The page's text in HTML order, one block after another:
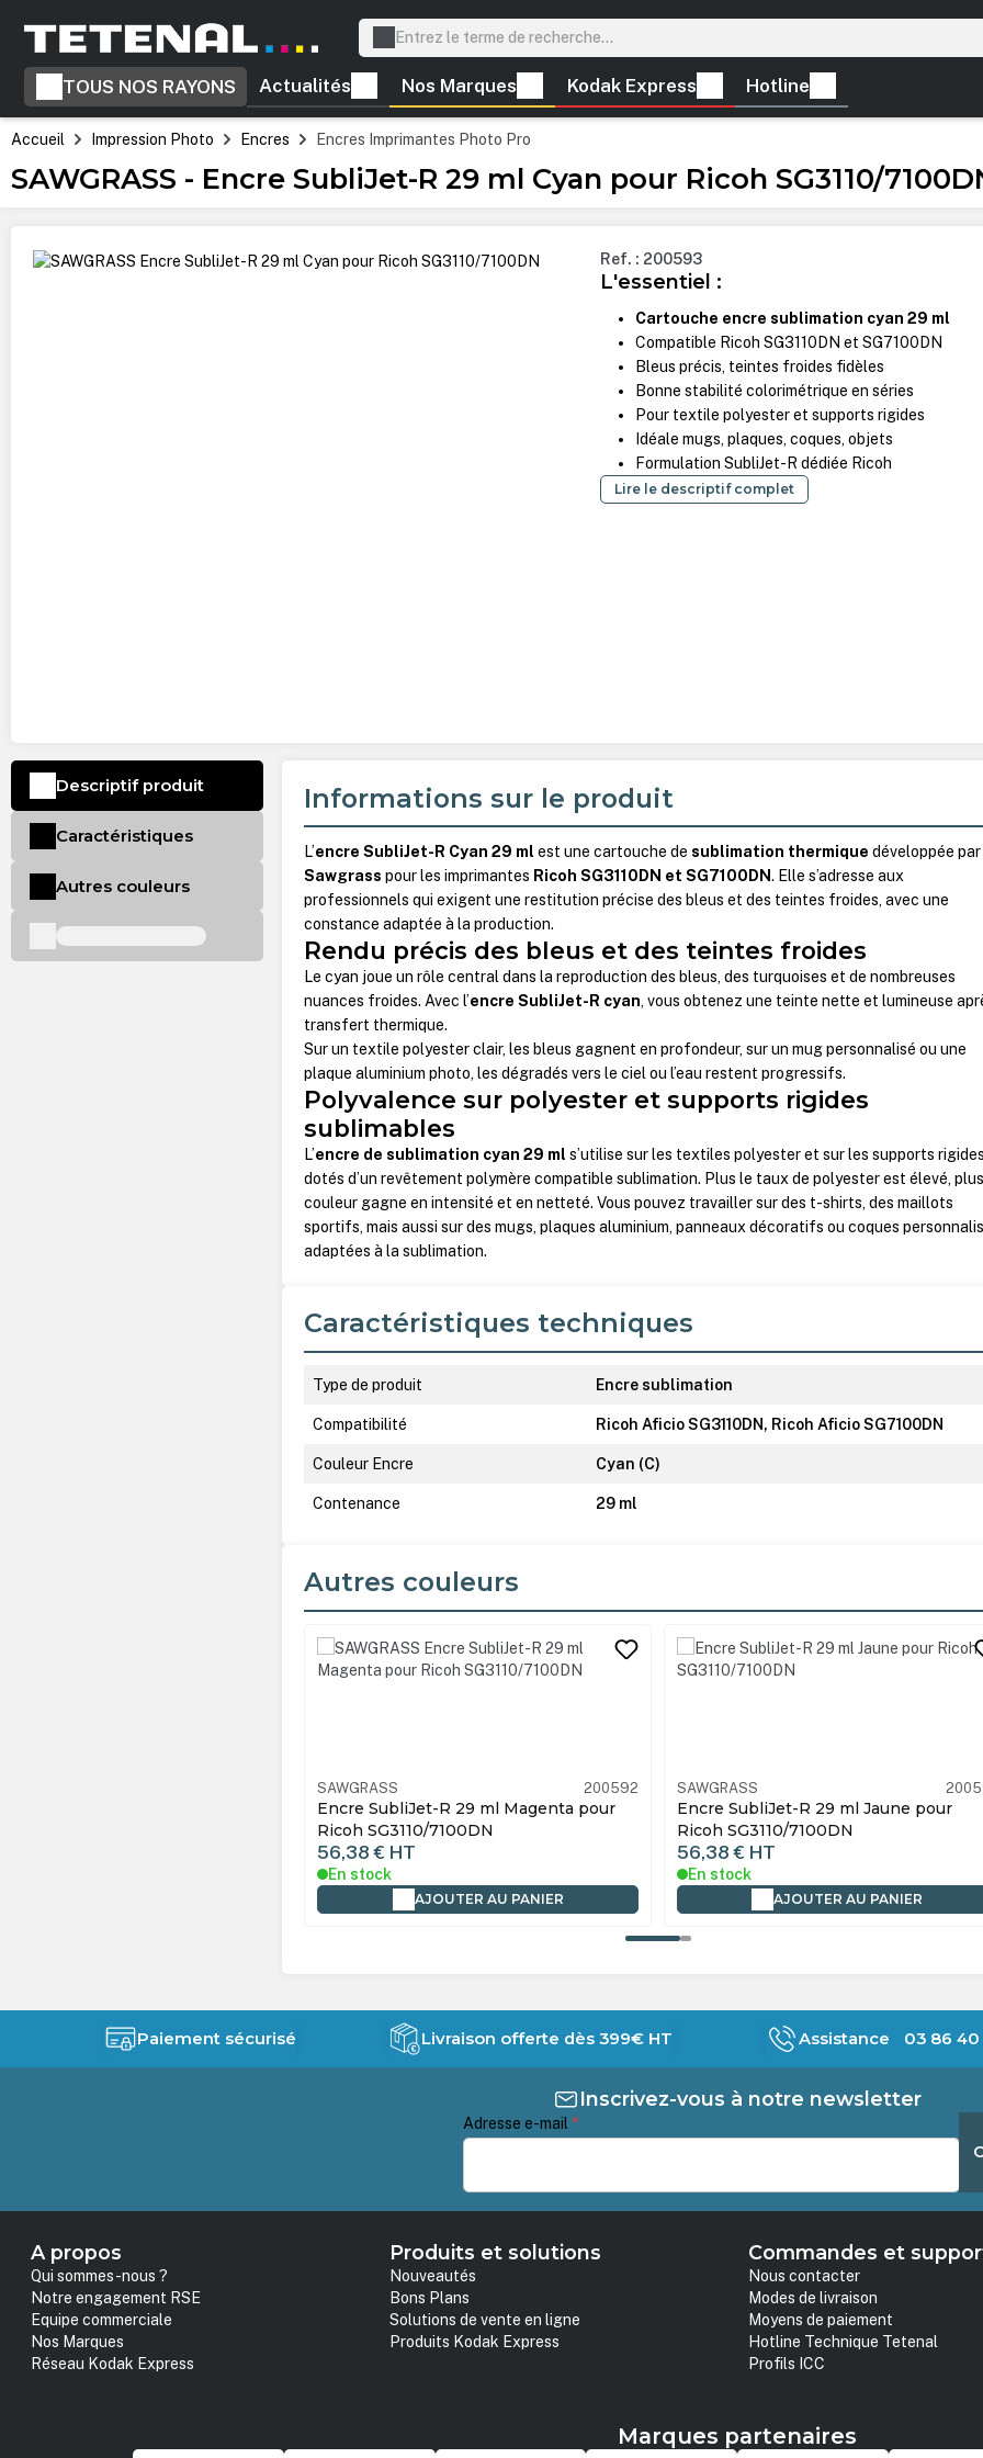
Passer à la navigation principale
TOUS NOS RAYONS Actualités Nos Marques Kodak Express Hotline
Accueil Impression Photo Encres Encres Imprimantes Photo Pro
SAWGRASS - Encre SubliJet-R 29 ml Cyan pour Ricoh SG3110/
Ignorer la galerie d'images Ref. : 200593
L'essentiel :
Cartouche encre sublimation cyan 29 ml
Compatible Ricoh SG3110DN et SG7100DN
Bleus précis, teintes froides fidèles
Bonne stabilité colorimétrique en séries
Pour textile polyester et supports rigides
Idéale mugs, plaques, coques, objets
Formulation SubliJet-R dédiée Ricoh
Lire le descriptif complet
Informations sur le produit
L’encre SubliJet-R Cyan 29 ml est une cartouche desublimation thermique développée par
Sawgrass pour les imprimantes Ricoh SG3110DN et SG7100DN. Elle s’adresse aux
professionnels qui exigent une restitution précise des bleus et des teintes froides, avec une
constance adaptée à la production.
Rendu précis des bleus et des teintes froides
Le cyan joue un rôle central dans la reproduction des bleus, des turquoises et de nombreuses
nuances froides. Avec l’encre SubliJet-R cyan, vous obtenez une teinte nette et lumineuse
transfert thermique.
Sur un textile polyester clair, les bleus gagnent en profondeur, sur un mug personnalisé ou une
plaque aluminium photo, les dégradés vers le ciel ou l’eau restent progressifs.
Polyvalence sur polyester et supports rigides
sublimables
L’encre de sublimation cyan 29 ml s’utilise sur les textiles polyester et sur les supports
dotés d’un revêtement polymère compatible sublimation. Plus le taux de polyester est élevé,
couleur gagne en intensité et en netteté.Vous pouvez travailler sur des t-shirts, des maillots
sportifs, mais aussi sur des mugs, plaques aluminium, panneaux décoratifs ou coques
adaptées à la sublimation.
Caractéristiques techniques
Type de produit Encre sublimation
Compatibilité Ricoh Aficio SG3110DN, Ricoh Aficio SG7100DN
Couleur Encre Cyan (C)
Contenance 29 ml
Autres couleurs
Ignorer la galerie de produits
SAWGRASS 200591
Encre SubliJet-R 29 ml Jaune pour
Ricoh SG3110/7100DN
56,38 € HT
En stock
AJOUTER AU PANIER
SAWGRASS
Encre SubliJet-R 42 ml Noir pour
SG3110/7100DN
71,10 €HT
En stock
AJOUTER AU PANIER
Descriptif produit
Caractéristiques
Autres couleurs
Paiement sécurisé Livraison offerte dès 399€ HT Assistance 03 86 40
Inscrivez-vous à notre newsletter
Adresse e-mail *
A propos
Qui sommes-nous ?
Notre engagement RSE
Equipe commerciale
Nos Marques
Réseau Kodak Express
Produits et solutions
Nouveautés
Bons Plans
Solutions de vente en ligne
Produits Kodak Express
Commandes et
Nous contacter
Modes de livraison
Moyens de paiement
Hotline Technique Tetenal
Profils ICC
Marques partenaires